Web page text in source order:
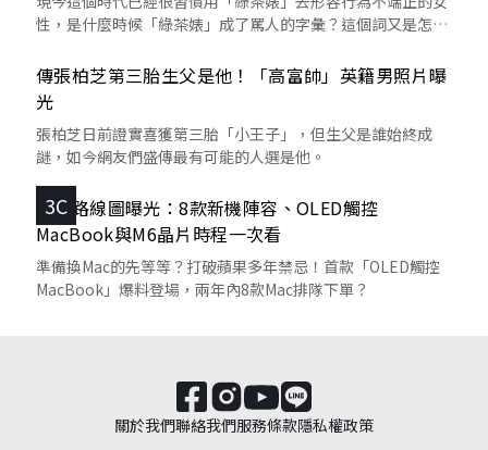
性，是什麼時候「綠茶婊」成了罵人的字彙？這個詞又是怎麼
傳張柏芝第三胎生父是他！「高富帥」英籍男照片曝
光
張柏芝日前證實喜獲第三胎「小王子」，但生父是誰始終成
謎，如今網友們盛傳最有可能的人選是他。
3C
蘋果路線圖曝光：8款新機陣容、OLED觸控
MacBook與M6晶片時程一次看
準備換Mac的先等等？打破蘋果多年禁忌！首款「OLED觸控
MacBook」爆料登場，兩年內8款Mac排隊下單？
關於我們聯絡我們服務條款隱私權政策